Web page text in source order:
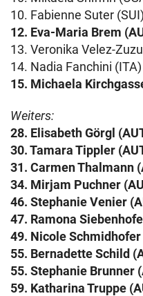
10. Fabienne
12. Eva-Maria
13. Veronika Velez-
14. Nadia
15. Michaela
Weiters:
28. Elisabeth Görgl
30. Tamara Tippler
31. Carmen
34. Mirjam
46. Stephanie
47. Ramona
49. Nicole
55. Bernadette
55. Stephanie
59. Katharina